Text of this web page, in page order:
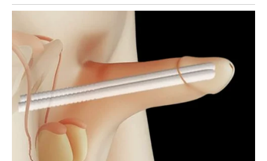
tome što ne traži objašnjenja za svaku tvoju tišinu, nego
razume
Šta se menja u ljubavi Vodolije?
Vodolija ulazi u fazu kada shvata da ranije nije bežala od
ljubavi — nego od pogrešnih ljudi.